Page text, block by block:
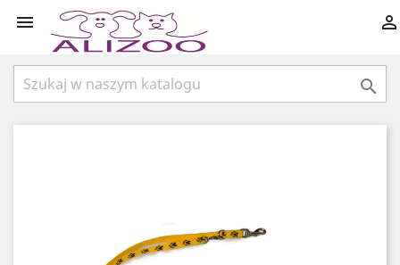
 
